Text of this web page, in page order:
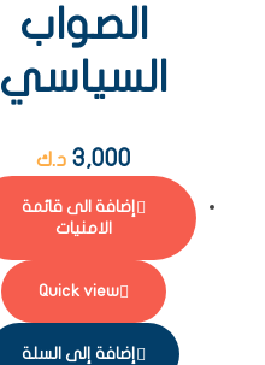
الصواب
السياسي
3,000 د.ك
إضافة الى قائمة
الامنيات
Quick view
إضافة إلى السلة